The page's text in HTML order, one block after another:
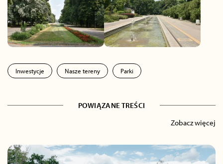
Inwestycje Nasze tereny Parki
POWIĄZANE TREŚCI
Zobacz więcej